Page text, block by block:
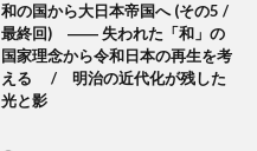
和の国から大日本帝国へ (その5 /
最終回) ―― 失われた「和」の
国家理念から令和日本の再生を考
える / 明治の近代化が残した
光と影